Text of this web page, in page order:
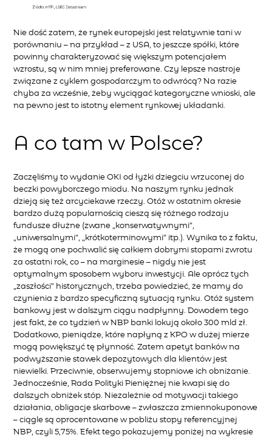
Nie dość zatem, że rynek europejski jest relatywnie tani w
porównaniu – na przykład ­– z USA, to jeszcze spółki, które
powinny charakteryzować się większym potencjałem
wzrostu, są w nim mniej preferowane. Czy lepsze nastroje
związane z cyklem gospodarczym to odwrócą? Na razie
chyba za wcześnie, żeby wyciągać kategoryczne wnioski, ale
na pewno jest to istotny element rynkowej układanki.
A co tam w Polsce?
Zaczęliśmy to wydanie OKI od łyżki dziegciu wrzuconej do
beczki powyborczego miodu. Na naszym rynku jednak
dzieją się też arcyciekawe rzeczy. Otóż w ostatnim okresie
bardzo dużą popularnością cieszą się różnego rodzaju
fundusze dłużne (zwane „konserwatywnymi”,
„uniwersalnymi”, „krótkoterminowymi” itp.). Wynika to z faktu,
że mogą one pochwalić się całkiem dobrymi stopami zwrotu
za ostatni rok, co – na marginesie – nigdy nie jest
optymalnym sposobem wyboru inwestycji. Ale oprócz tych
„zaszłości” historycznych, trzeba powiedzieć, że mamy do
czynienia z bardzo specyficzną sytuacją rynku. Otóż system
bankowy jest w dalszym ciągu nadpłynny. Dowodem tego
jest fakt, że co tydzień w NBP banki lokują około 300 mld zł.
Dodatkowo, pieniądze, które napłyną z KPO w dużej mierze
mogą powiększyć tę płynność. Zatem apetyt banków na
podwyższanie stawek depozytowych dla klientów jest
niewielki. Przeciwnie, obserwujemy stopniowe ich obniżanie.
Jednocześnie, Rada Polityki Pieniężnej nie kwapi się do
dalszych obniżek stóp. Niezależnie od motywacji takiego
działania, obligacje skarbowe – zwłaszcza zmiennokuponowe
– ciągle są oprocentowane w pobliżu stopy referencyjnej
NBP, czyli 5,75%. Efekt tego pokazujemy poniżej na wykresie